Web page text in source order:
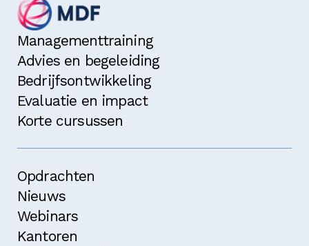
Managementtraining
Advies en begeleiding
Bedrijfsontwikkeling
Evaluatie en impact
Korte cursussen
Opdrachten
Nieuws
Webinars
Kantoren